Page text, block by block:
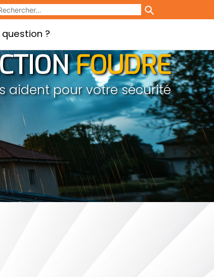
question ?
FOUDRE
aident pour votre sécurité